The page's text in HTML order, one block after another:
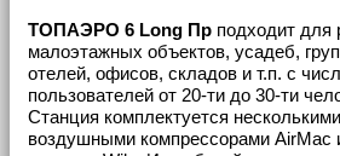
ТОПАЭРО 6 Long Пр подходит для
малоэтажных объектов, усадеб,
отелей, офисов, складов и т.п. с
пользователей от 20-ти до 30-ти
Станция комплектуется
воздушными компрессорами AirMac